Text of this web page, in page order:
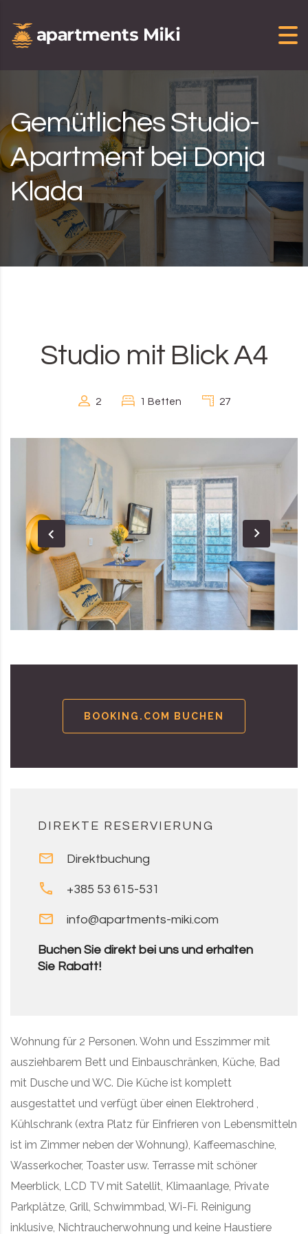
Gemütliches Studio-
Apartment bei Donja
Klada
Studio mit Blick A4
2 1 Betten 27
Wohnung für 2 Personen. Wohn und Esszimmer mit
ausziehbarem Bett und Einbauschränken, Küche, Bad
mit Dusche und WC. Die Küche ist komplett
ausgestattet und verfügt über einen Elektroherd ,
Kühlschrank (extra Platz für Einfrieren von Lebensmitteln
ist im Zimmer neben der Wohnung), Kaffeemaschine,
Wasserkocher, Toaster usw. Terrasse mit schöner
Meerblick, LCD TV mit Satellit, Klimaanlage, Private
Parkplätze, Grill, Schwimmbad, Wi-Fi. Reinigung
inklusive, Nichtraucherwohnung und keine Haustiere
BOOKING.COM BUCHEN
DIREKTE RESERVIERUNG
Direktbuchung
+385 53 615-531
info@apartments-miki.com
Buchen Sie direkt bei uns und erhalten
Sie Rabatt!